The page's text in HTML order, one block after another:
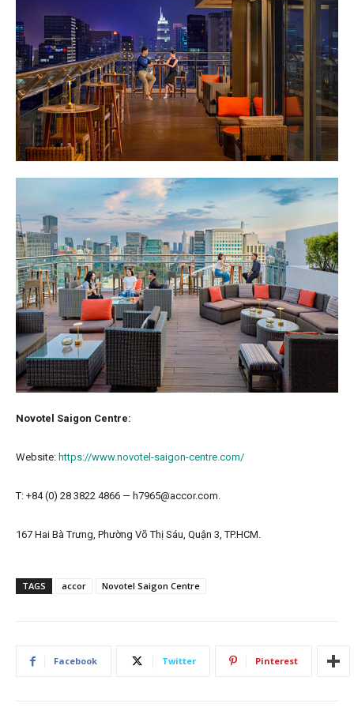
Novotel Saigon Centre:
Website: https://www.novotel-saigon-centre.com/
T: +84 (0) 28 3822 4866 — h7965@accor.com.
167 Hai Bà Trưng, Phường Võ Thị Sáu, Quận 3, TP.HCM.
TAGS accor Novotel Saigon Centre
Facebook Twitter Pinterest